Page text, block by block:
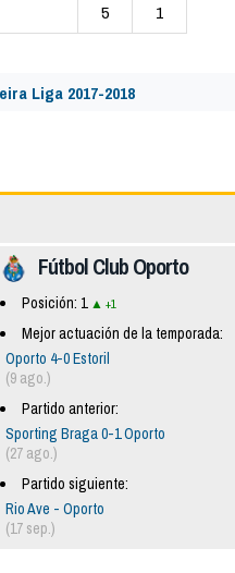
5 1
Liga 2017-2018
Fútbol Club Oporto
Posición: 1 +1
Mejor actuación de la temporada:
Oporto 4-0 Estoril
(9 ago.)
Partido anterior:
Sporting Braga 0-1 Oporto
(27 ago.)
Partido siguiente:
Rio Ave - Oporto
(17 sep.)